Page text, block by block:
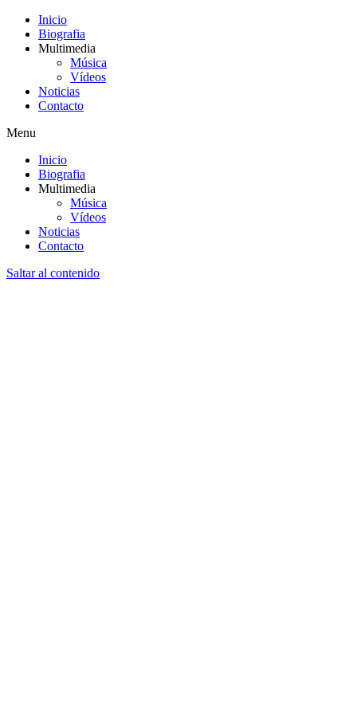
Inicio
Biografia
Multimedia
Música
Vídeos
Noticias
Contacto
Menu
Inicio
Biografia
Multimedia
Música
Vídeos
Noticias
Contacto
Saltar al contenido